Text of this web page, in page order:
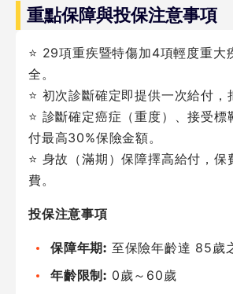
重點保障與投保注意事項
⭐ 29項重疾暨特傷加4項輕度重大
全。
⭐ 初次診斷確定即提供一次給付，
⭐ 診斷確定癌症（重度）、接受標
付最高30%保險金額。
⭐ 身故（滿期）保障擇高給付，保
費。
投保注意事項
保障年期: 至保險年齡達 85歲
年齡限制: 0歲～60歲